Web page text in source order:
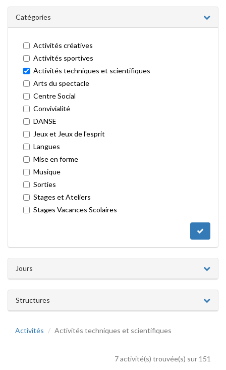
Catégories
Activités créatives
Activités sportives
Activités techniques et scientifiques
Arts du spectacle
Centre Social
Convivialité
DANSE
Jeux et Jeux de l'esprit
Langues
Mise en forme
Musique
Sorties
Stages et Ateliers
Stages Vacances Scolaires
Jours
Structures
Activités Activités techniques et scientifiques
7 activité(s) trouvée(s) sur 151